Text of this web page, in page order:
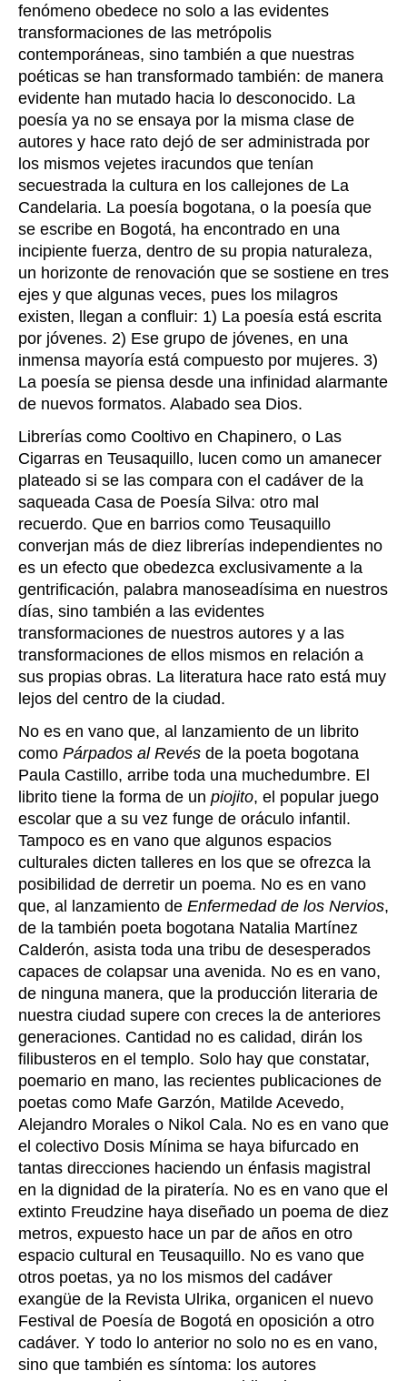
fenómeno obedece no solo a las evidentes
transformaciones de las metrópolis
contemporáneas, sino también a que nuestras
poéticas se han transformado también: de manera
evidente han mutado hacia lo desconocido. La
poesía ya no se ensaya por la misma clase de
autores y hace rato dejó de ser administrada por
los mismos vejetes iracundos que tenían
secuestrada la cultura en los callejones de La
Candelaria. La poesía bogotana, o la poesía que
se escribe en Bogotá, ha encontrado en una
incipiente fuerza, dentro de su propia naturaleza,
un horizonte de renovación que se sostiene en tres
ejes y que algunas veces, pues los milagros
existen, llegan a confluir: 1) La poesía está escrita
por jóvenes. 2) Ese grupo de jóvenes, en una
inmensa mayoría está compuesto por mujeres. 3)
La poesía se piensa desde una infinidad alarmante
de nuevos formatos. Alabado sea Dios.
Librerías como Cooltivo en Chapinero, o Las
Cigarras en Teusaquillo, lucen como un amanecer
plateado si se las compara con el cadáver de la
saqueada Casa de Poesía Silva: otro mal
recuerdo. Que en barrios como Teusaquillo
converjan más de diez librerías independientes no
es un efecto que obedezca exclusivamente a la
gentrificación, palabra manoseadísima en nuestros
días, sino también a las evidentes
transformaciones de nuestros autores y a las
transformaciones de ellos mismos en relación a
sus propias obras. La literatura hace rato está muy
lejos del centro de la ciudad.
No es en vano que, al lanzamiento de un librito
como Párpados al Revés de la poeta bogotana
Paula Castillo, arribe toda una muchedumbre. El
librito tiene la forma de un piojito, el popular juego
escolar que a su vez funge de oráculo infantil.
Tampoco es en vano que algunos espacios
culturales dicten talleres en los que se ofrezca la
posibilidad de derretir un poema. No es en vano
que, al lanzamiento de Enfermedad de los Nervios,
de la también poeta bogotana Natalia Martínez
Calderón, asista toda una tribu de desesperados
capaces de colapsar una avenida. No es en vano,
de ninguna manera, que la producción literaria de
nuestra ciudad supere con creces la de anteriores
generaciones. Cantidad no es calidad, dirán los
filibusteros en el templo. Solo hay que constatar,
poemario en mano, las recientes publicaciones de
poetas como Mafe Garzón, Matilde Acevedo,
Alejandro Morales o Nikol Cala. No es en vano que
el colectivo Dosis Mínima se haya bifurcado en
tantas direcciones haciendo un énfasis magistral
en la dignidad de la piratería. No es en vano que el
extinto Freudzine haya diseñado un poema de diez
metros, expuesto hace un par de años en otro
espacio cultural en Teusaquillo. No es vano que
otros poetas, ya no los mismos del cadáver
exangüe de la Revista Ulrika, organicen el nuevo
Festival de Poesía de Bogotá en oposición a otro
cadáver. Y todo lo anterior no solo no es en vano,
sino que también es síntoma: los autores